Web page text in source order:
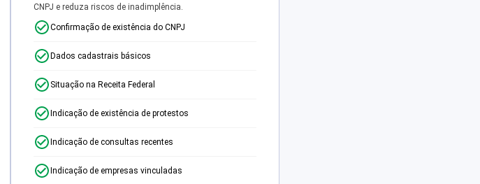
CNPJ e reduza riscos de inadimplência.
Confirmação de existência do CNPJ
Dados cadastrais básicos
Situação na Receita Federal
Indicação de existência de protestos
Indicação de consultas recentes
Indicação de empresas vinculadas